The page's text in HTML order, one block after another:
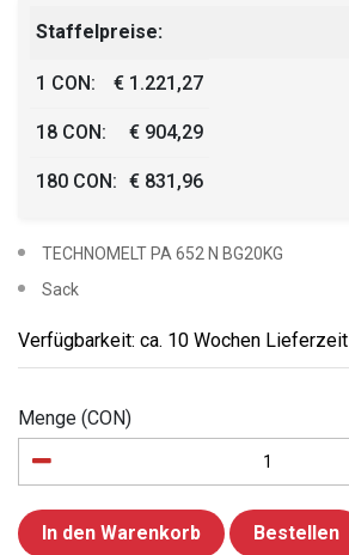
Staffelpreise:
1 CON: € 1.221,27
18 CON: € 904,29
180 CON: € 831,96
TECHNOMELT PA 652 N BG20KG
Sack
Verfügbarkeit: ca. 10 Wochen Lieferzeit
Menge (CON)
In den Warenkorb Bestellen